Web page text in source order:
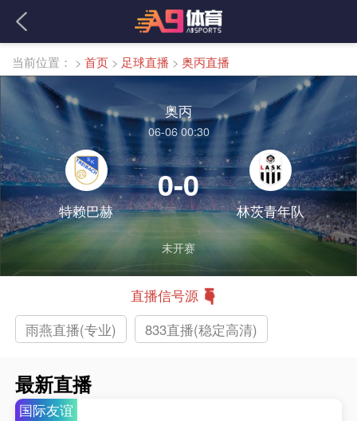
当前位置： > 首页 > 足球直播 > 奥丙直播
奥丙
06-06 00:30
特赖巴赫
0-0
林茨青年队
未开赛
直播信号源
雨燕直播(专业)
833直播(稳定高清)
最新直播
国际友谊